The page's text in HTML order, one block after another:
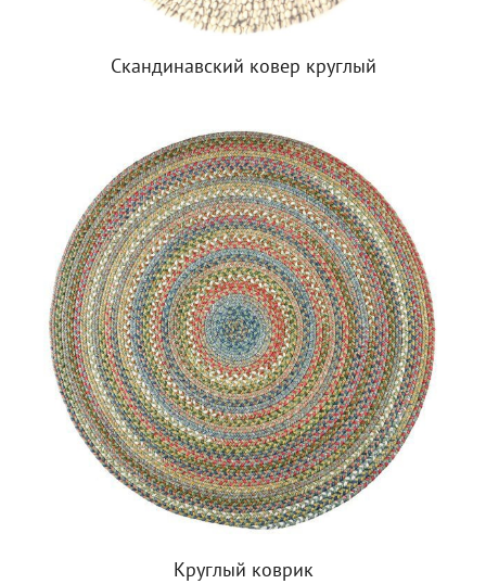
Скандинавский ковер круглый
Круглый коврик